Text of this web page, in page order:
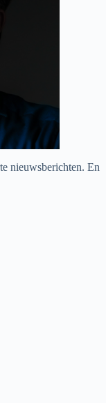
nieuwsberichten. En